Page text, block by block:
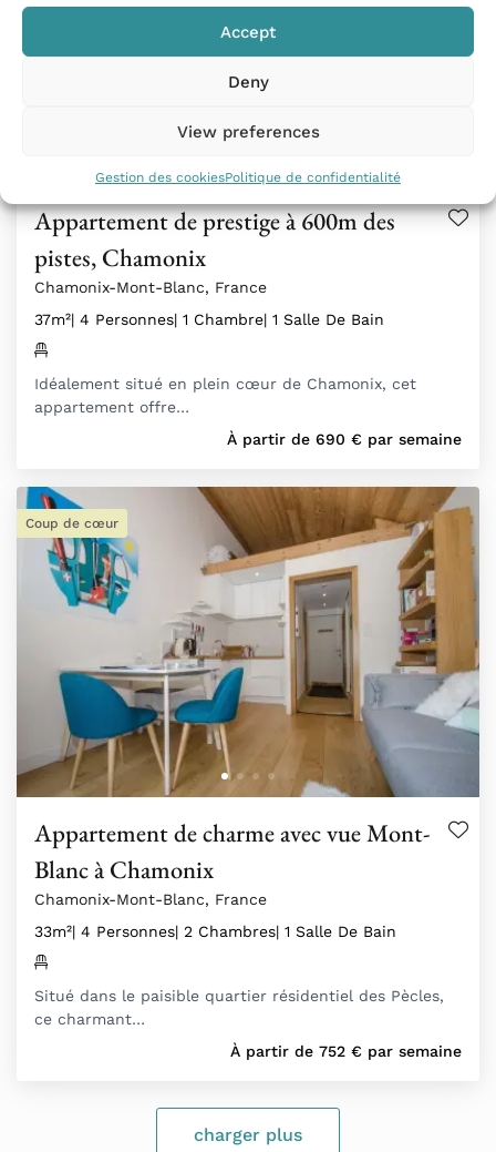
Accept
Deny
View preferences
Gestion des cookiesPolitique de confidentialité
Appartement de prestige à 600m des
pistes, Chamonix
Chamonix-Mont-Blanc, France
37m²| 4 Personnes| 1 Chambre| 1 Salle De Bain
Idéalement situé en plein cœur de Chamonix, cet
appartement offre…
À partir de 690 € par semaine
Coup de cœur
Appartement de charme avec vue Mont-
Blanc à Chamonix
Chamonix-Mont-Blanc, France
33m²| 4 Personnes| 2 Chambres| 1 Salle De Bain
Situé dans le paisible quartier résidentiel des Pècles,
ce charmant…
À partir de 752 € par semaine
charger plus